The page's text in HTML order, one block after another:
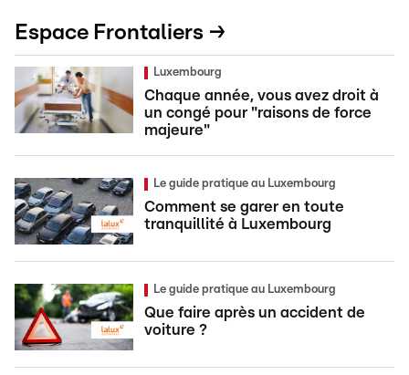
Espace Frontaliers →
Luxembourg
Chaque année, vous avez droit à
un congé pour "raisons de force
majeure"
Le guide pratique au Luxembourg
Comment se garer en toute
tranquillité à Luxembourg
Le guide pratique au Luxembourg
Que faire après un accident de
voiture ?